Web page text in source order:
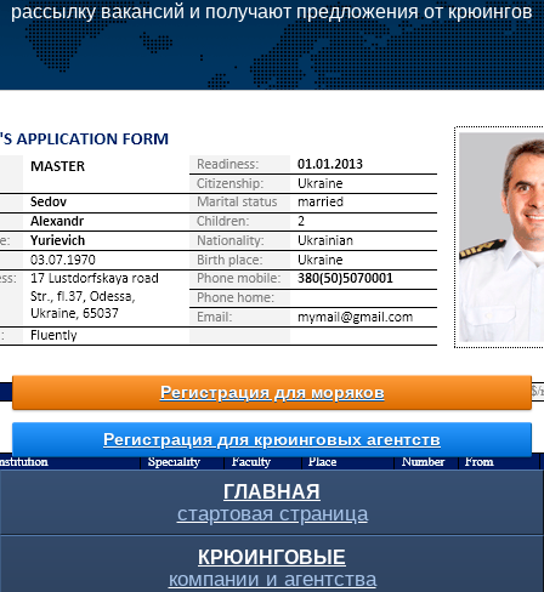
рассылку вакансий и получают предложения от крюингов
Регистрация для моряков
Регистрация для крюинговых агентств
ГЛАВНАЯ
стартовая страница
КРЮИНГОВЫЕ
компании и агентства